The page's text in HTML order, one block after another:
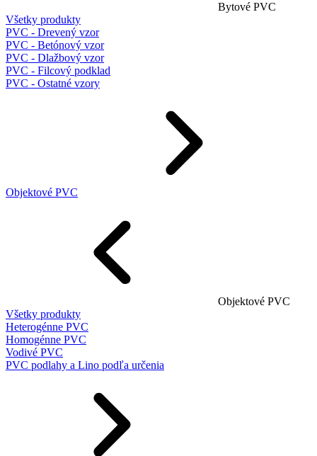
Bytové PVC
Všetky produkty
PVC - Drevený vzor
PVC - Betónový vzor
PVC - Dlažbový vzor
PVC - Filcový podklad
PVC - Ostatné vzory
Objektové PVC
Objektové PVC
Všetky produkty
Heterogénne PVC
Homogénne PVC
Vodivé PVC
PVC podlahy a Lino podľa určenia